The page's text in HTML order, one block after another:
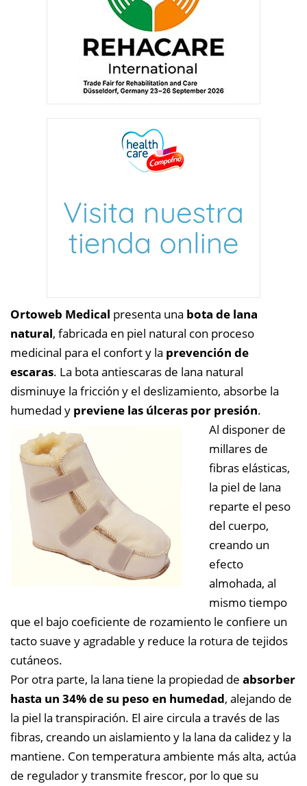
Ortoweb Medical presenta una bota de lana
natural, fabricada en piel natural con proceso
medicinal para el confort y la prevención de
escaras. La bota antiescaras de lana natural
disminuye la fricción y el deslizamiento, absorbe la
humedad y previene las úlceras por presión.
Al disponer de
millares de
fibras elásticas,
la piel de lana
reparte el peso
del cuerpo,
creando un
efecto
almohada, al
mismo tiempo
que el bajo coeficiente de rozamiento le confiere un
tacto suave y agradable y reduce la rotura de tejidos
cutáneos.
Por otra parte, la lana tiene la propiedad de absorber
hasta un 34% de su peso en humedad, alejando de
la piel la transpiración. El aire circula a través de las
fibras, creando un aislamiento y la lana da calidez y la
mantiene. Con temperatura ambiente más alta, actúa
de regulador y transmite frescor, por lo que su